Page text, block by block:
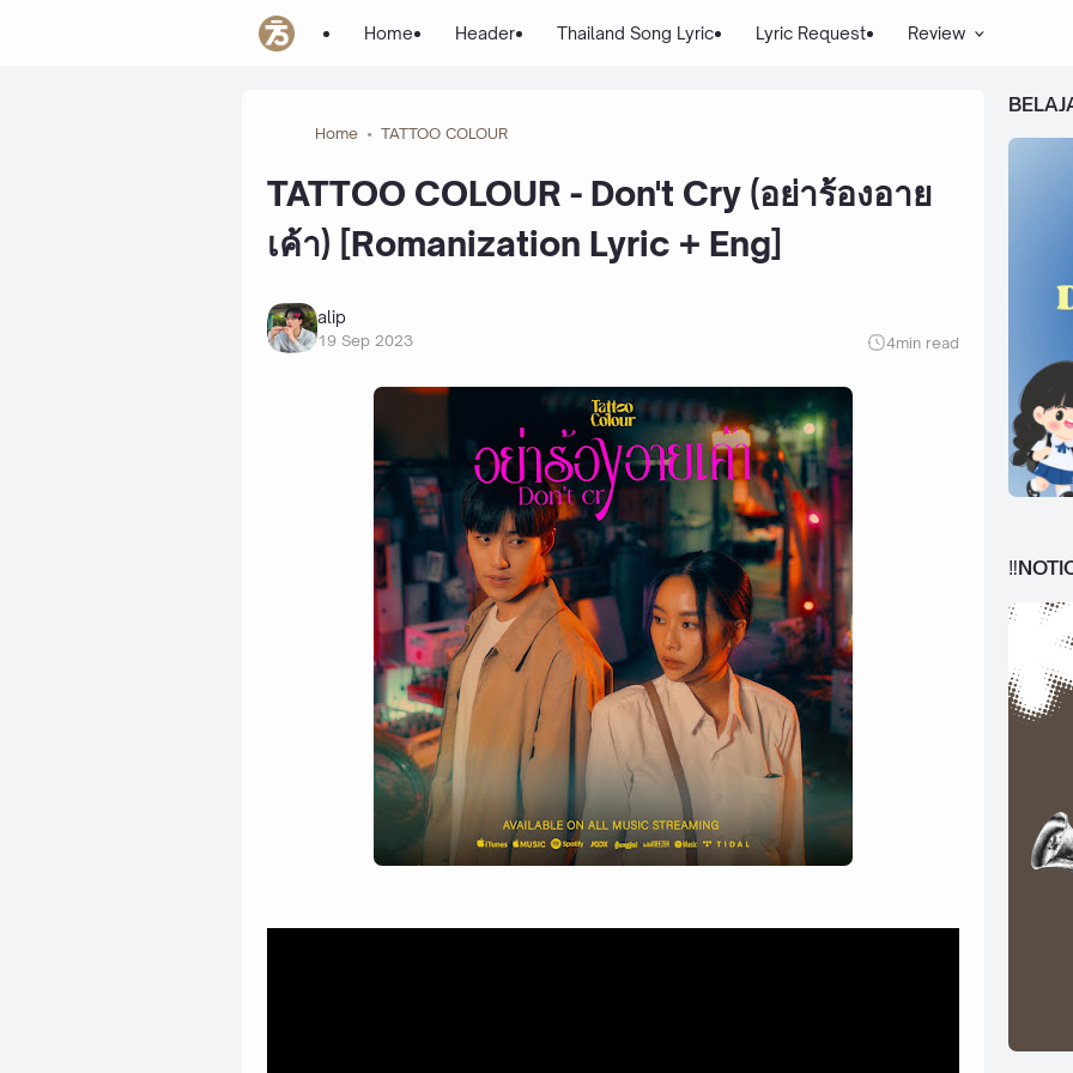
Home Header Thailand Song Lyric Lyric Request Review
Home TATTOO COLOUR
TATTOO COLOUR - Don't Cry (อย่าร้องอาย
เค้า) [Romanization Lyric + Eng]
alip
19 Sep 2023 4min read